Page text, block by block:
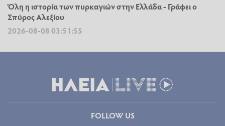
Όλη η ιστορία των πυρκαγιών στην Ελλάδα - Γράφει ο
Σπύρος Αλεξίου
2026-08-08 03:51:55
FOLLOW US